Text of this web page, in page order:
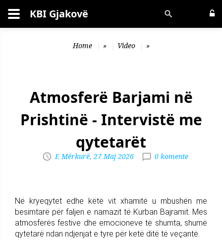
Kërko KBI Gjakovë
Home » Video »
Atmosferë Barjami në
Prishtinë - Intervistë me
qytetarët
E Mërkurë, 27 Maj 2026 0 komente
Në kryeqytet edhe këtë vit xhamitë u mbushën me
besimtarë për faljen e namazit të Kurban Bajramit. Mes
atmosferës festive dhe emocioneve të shumta, shumë
qytetarë ndan ndjenjat e tyre për ketë ditë të veçantë.